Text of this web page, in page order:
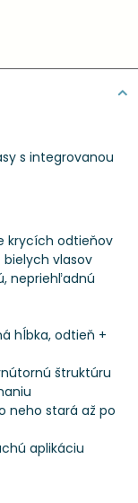
s integrovanou
krycích odtieňov
bielych vlasov
nepriehľadnú
hĺbka, odtieň +
štruktúru
neho stará až po
aplikáciu